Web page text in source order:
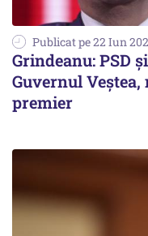
Publicat pe 22 Iun
Grindeanu: PSD
Guvernul
premier